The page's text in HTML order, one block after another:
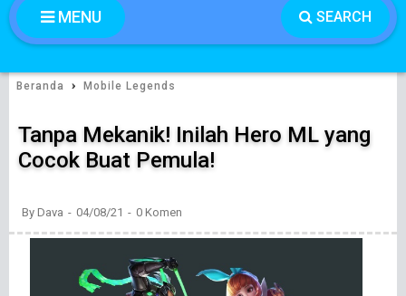
SEARCH
MENU
Beranda › Mobile Legends
Tanpa Mekanik! Inilah Hero ML yang
Cocok Buat Pemula!
By Dava 04/08/21 0 Komen